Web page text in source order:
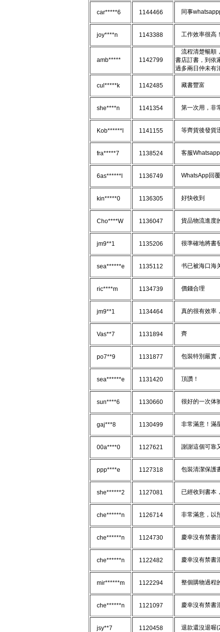
car*****6 1144466 同事
joy****n 1143388 工作效率很高
amb***** 1142799
流程清楚暢順
書店訂書，到依
過多兩日仲未有
cul*****k 1142485 藏書豐富
she****n 1141354 第一次用，非
Kob******l 1141155 等齊貨後發貨
fra*****7 1138524 客服Whatsapp
6as******l 1136749 WhatsApp回
kin*****0 1136305 好快收到
Cho****W 1136047 貨品物流進度
jm9**1 1135206 很準確地將書
sea******e 1135112 书已被海口海
ric****m 1134739 價錢合理
jm9**1 1134464 真的很有效率
Vas**7 1131894 齊
po7**9 1131877 包裝特別嚴實
sea******e 1131420 頂讚！
sun****6 1130660 很好的一次体
gaj***8 1130499 非常滿意！滿
00a****0 1127621 謝謝這個可靠
ppp****e 1127318 包裝清潔保護
she******2 1127081 已經收到書本
che******n 1126714 非常滿意，以
che******n 1124730 慶幸沒有禁書
che******n 1122482 慶幸沒有禁書
mir******m 1122294 整個購物過程
che******n 1121097 慶幸沒有禁書
jsy**7 1120458 退款還沒退喔